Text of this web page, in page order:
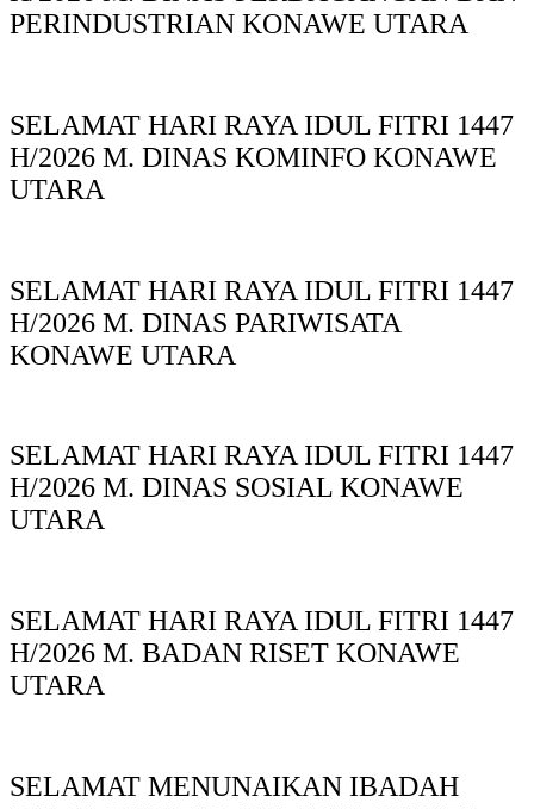
PERINDUSTRIAN KONAWE UTARA
SELAMAT HARI RAYA IDUL FITRI 1447
H/2026 M. DINAS KOMINFO KONAWE
UTARA
SELAMAT HARI RAYA IDUL FITRI 1447
H/2026 M. DINAS PARIWISATA
KONAWE UTARA
SELAMAT HARI RAYA IDUL FITRI 1447
H/2026 M. DINAS SOSIAL KONAWE
UTARA
SELAMAT HARI RAYA IDUL FITRI 1447
H/2026 M. BADAN RISET KONAWE
UTARA
SELAMAT MENUNAIKAN IBADAH